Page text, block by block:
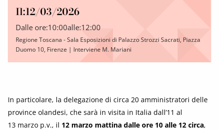
Il:12/03/2026
Dalle ore:10:00alle:12:00
Regione Toscana - Sala Esposizioni di Palazzo Strozzi Sacrati, Piazza
Duomo 10, Firenze | Interviene M. Mariani
In particolare, la delegazione di circa 20 amministratori delle
province olandesi, che sarà in visita in Italia dall’11 al
13 marzo p.v., il 12 marzo mattina dalle ore 10 alle 12 circa,